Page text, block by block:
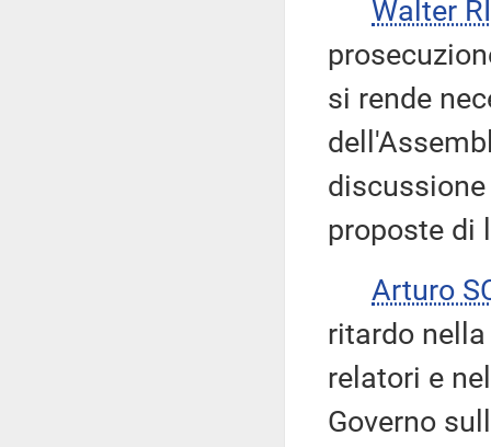
Walter
si rende
proposte di
Arturo
ritardo
relatori e
Governo